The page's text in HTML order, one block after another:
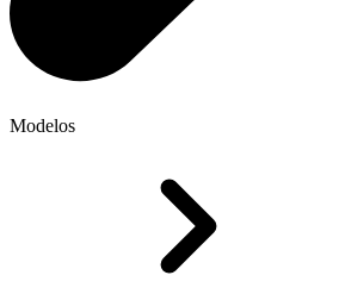
Modelos